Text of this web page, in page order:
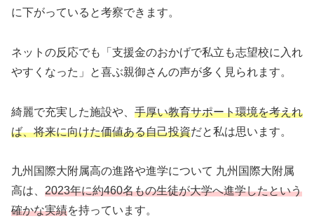
に下がっていると考察できます。
ネットの反応でも「支援金のおかげで私立も志望校に入れ
やすくなった」と喜ぶ親御さんの声が多く見られます。
綺麗で充実した施設や、 手厚い教育サポート環境を考えれ
ば、将来に向けた価値ある自己投資だと私は思います。
九州国際大附属高の進路や進学について 九州国際大附属
高は、 2023年に約460名もの生徒が大学へ進学したという
確かな実績を持っています。